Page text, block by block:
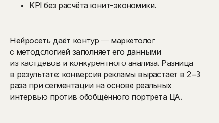
KPI без расчёта юнит-экономики.
Нейросеть даёт контур — маркетолог
с методологией заполняет его данными
из кастдевов и конкурентного анализа. Разница
в результате: конверсия рекламы вырастает в 2−3
раза при сегментации на основе реальных
интервью против обобщённого портрета ЦА.